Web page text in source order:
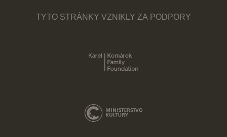
TYTO STRÁNKY VZNIKLY ZA PODPORY